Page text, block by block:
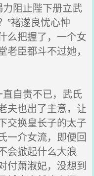
阻止陛下册立武
”褚遂良忧心忡
么把握了，一个女
臣都斗不过她，
自责不已，武氏
夫也出了主意，让
交换皇长子的太子
一介女流，即便回
会掀起什么大浪
付萧淑妃，没想到